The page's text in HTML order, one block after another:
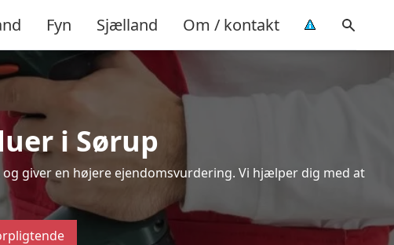
Fyn Sjælland Om / kontakt
i Sørup
giver en højere ejendomsvurdering. Vi hjælper dig med at